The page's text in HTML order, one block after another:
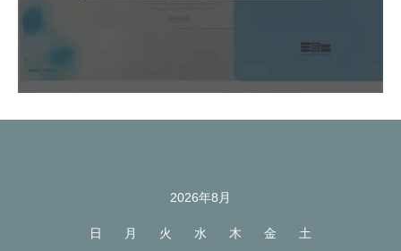
2026年8月
日 月 火 水 木 金 土